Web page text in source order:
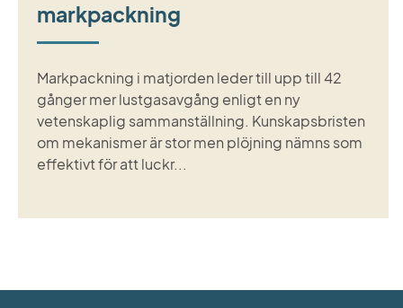
markpackning
Markpackning i matjorden leder till upp till 42
gånger mer lustgasavgång enligt en ny
vetenskaplig sammanställning. Kunskapsbristen
om mekanismer är stor men plöjning nämns som
effektivt för att luckr...